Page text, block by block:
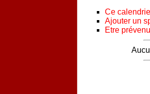
Ce
Ajouter un
Etre